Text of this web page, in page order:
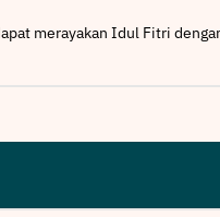
merayakan Idul Fitri